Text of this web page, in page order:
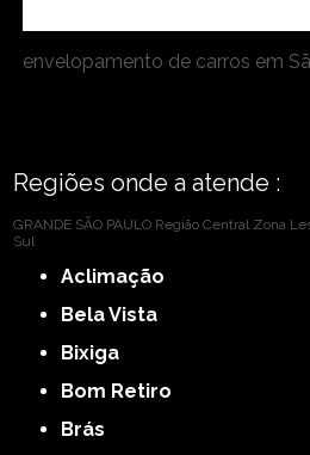
envelopamento de carros em
Regiões onde a atende :
GRANDE SÃO PAULO Região Central Zona
Sul
Aclimação
Bela Vista
Bixiga
Bom Retiro
Brás